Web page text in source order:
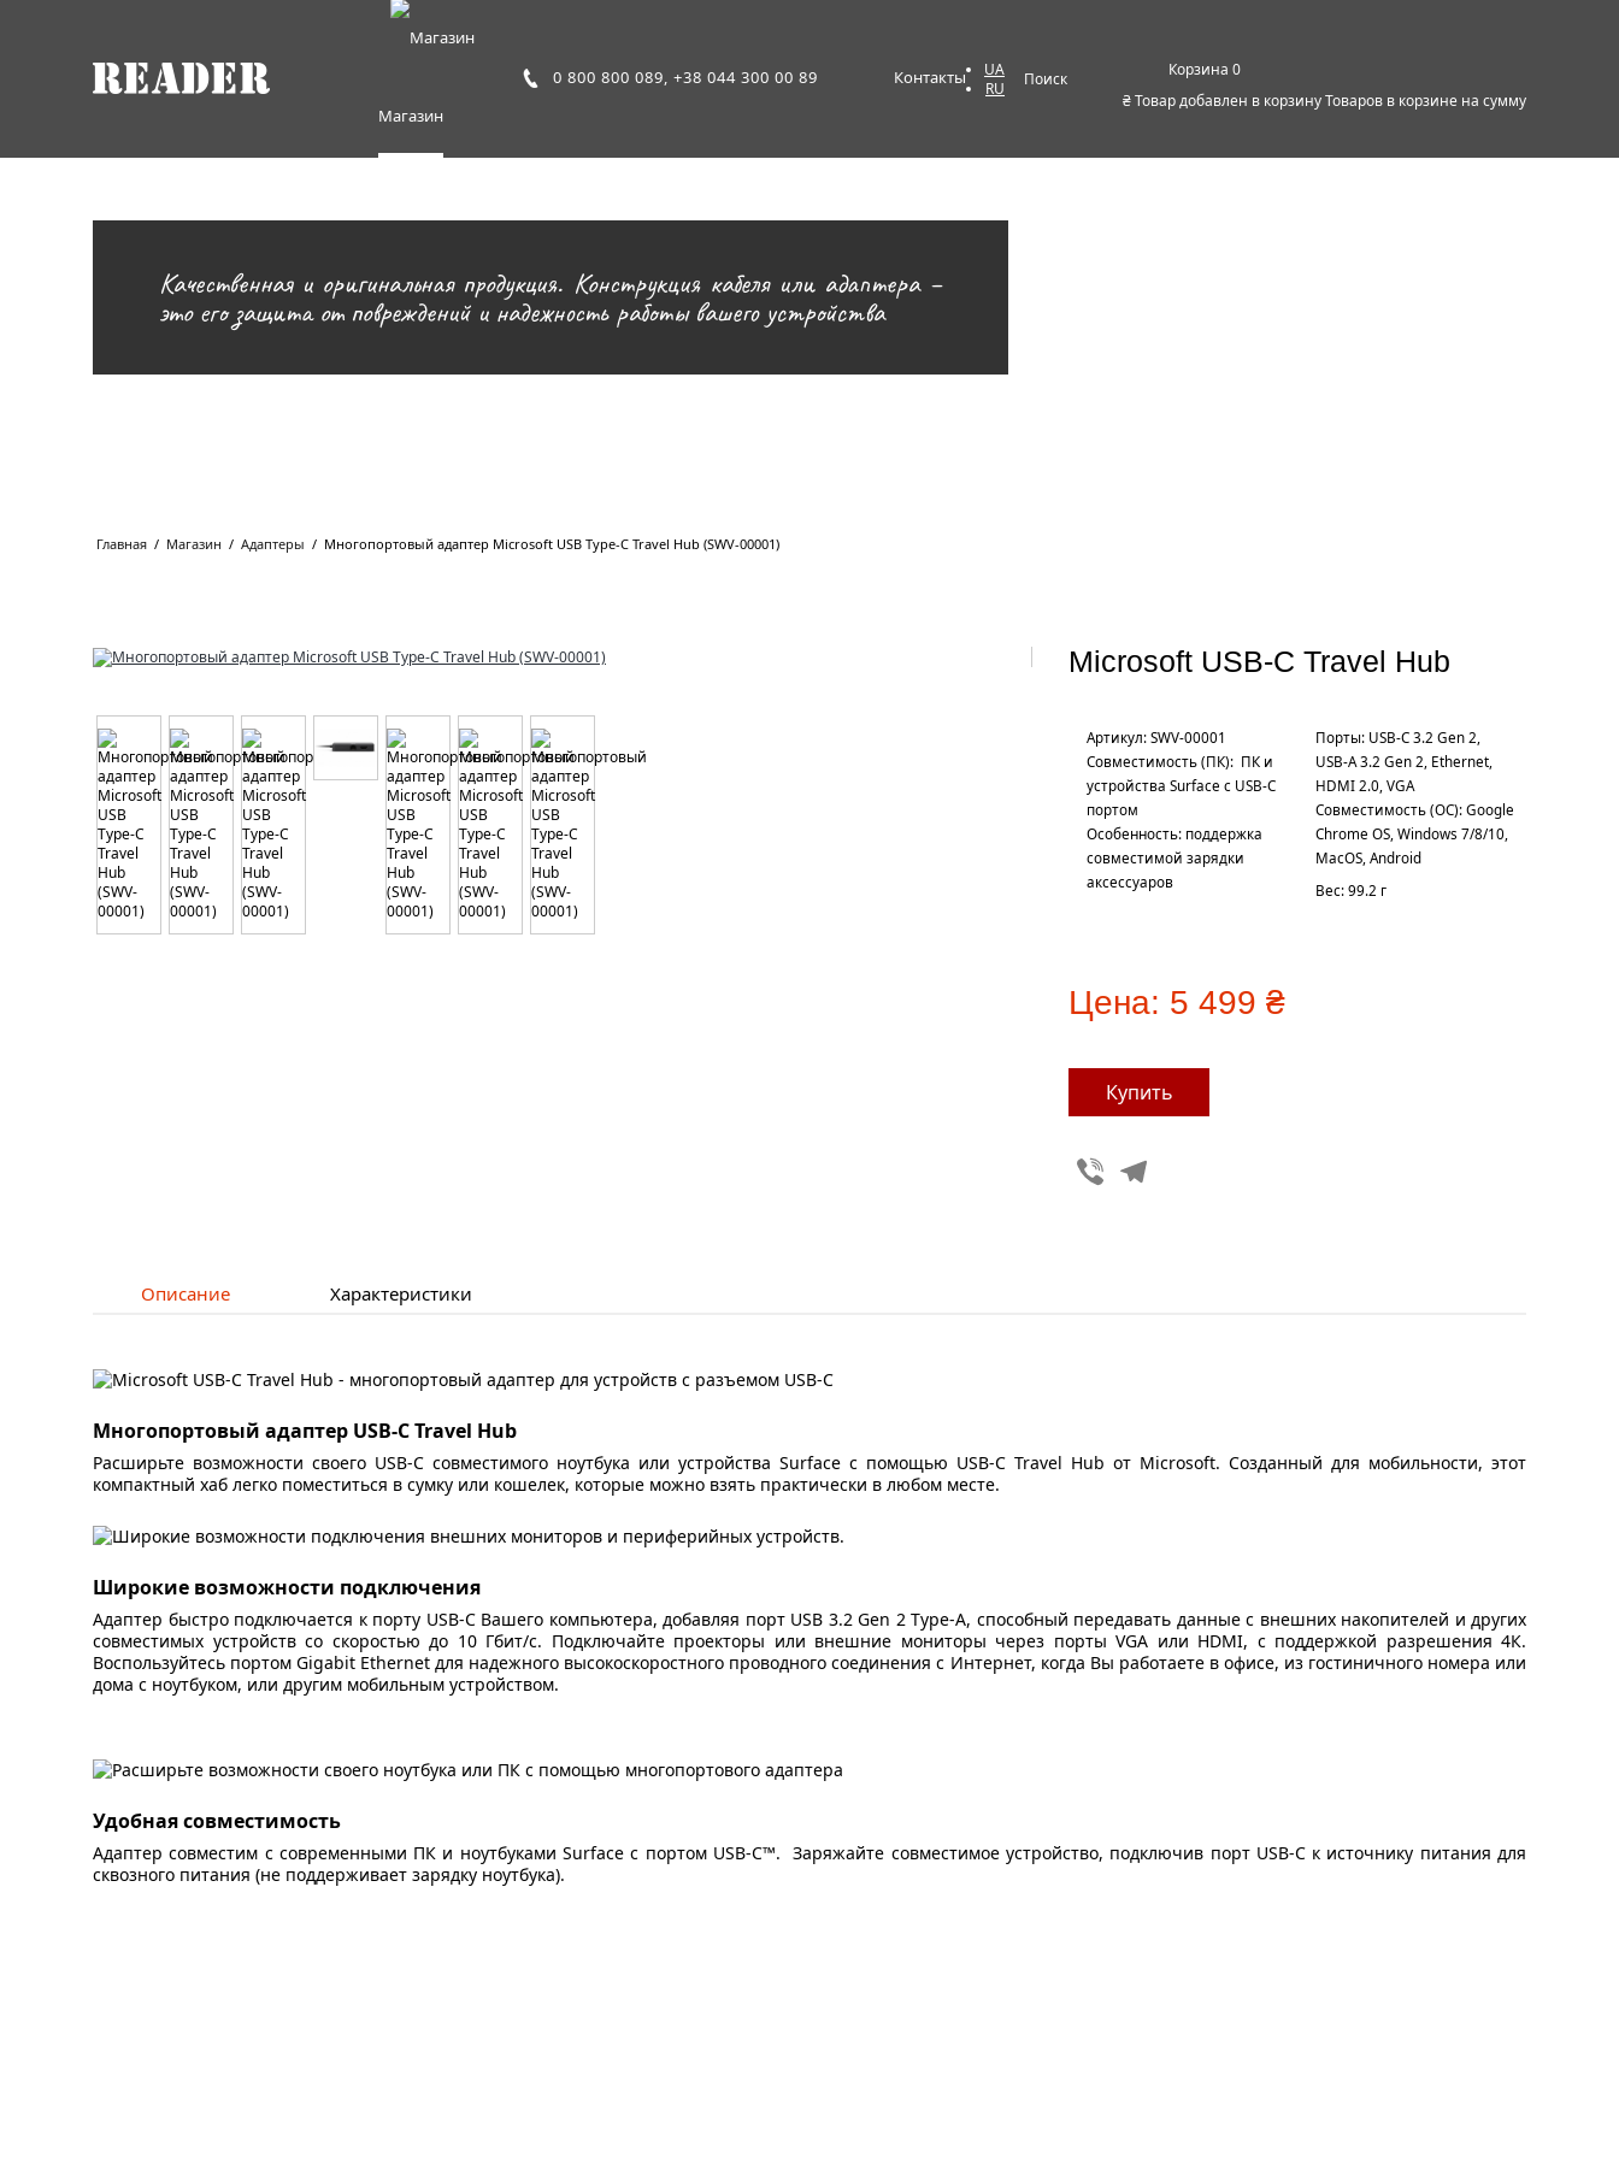
Магазин
0 800 800 089, +38 044 300 00 89 Контакты
UA
RU
Поиск
0
₴Товар добавлен в корзинуТоваров в корзине на сумму
Качественная и оригинальная продукция. Конструкция кабеля или адаптера –
это его защита от повреждений и надежность работы вашего устройства
Главная / Магазин / Адаптеры / Многопортовый адаптер Microsoft USB Type-C Travel Hub (SWV-00001)
Microsoft USB-C Travel Hub
Артикул: SWV-00001
Порты: USB-C 3.2 Gen 2,
USB-A 3.2 Gen 2, Ethernet,
HDMI 2.0, VGA
Совместимость (ПК): ПК и
устройства Surface с USB-C
портом
Совместимость (ОС): Google
Chrome OS, Windows 7/8/10,
MacOS, Android
Особенность: поддержка
совместимой зарядки
аксессуаров
Вес: 99.2 г
Цена: 5 499 ₴
Viber
Описание Характеристики
Многопортовый адаптер USB-C Travel Hub
Расширьте возможности своего USB-C совместимого ноутбука или устройства Surface c помощью USB-C Travel Hub от Microsoft. Созданный для мобильности, этот
компактный хаб легко поместиться в сумку или кошелек, которые можно взять практически в любом месте.
Широкие возможности подключения
Адаптер быстро подключается к порту USB-C Вашего компьютера, добавляя порт USB 3.2 Gen 2 Type-A, способный передавать данные с внешних накопителей и других
совместимых устройств со скоростью до 10 Гбит/с. Подключайте проекторы или внешние мониторы через порты VGA или HDMI, с поддержкой разрешения 4К.
Воспользуйтесь портом Gigabit Ethernet для надежного высокоскоростного проводного соединения с Интернет, когда Вы работаете в офисе, из гостиничного номера или
дома с ноутбуком, или другим мобильным устройством.
Удобная совместимость
Адаптер совместим с современными ПК и ноутбуками Surface с портом USB-C™.Заряжайте совместимое устройство, подключив порт USB-C к источнику питания для
сквозного питания (не поддерживает зарядку ноутбука).